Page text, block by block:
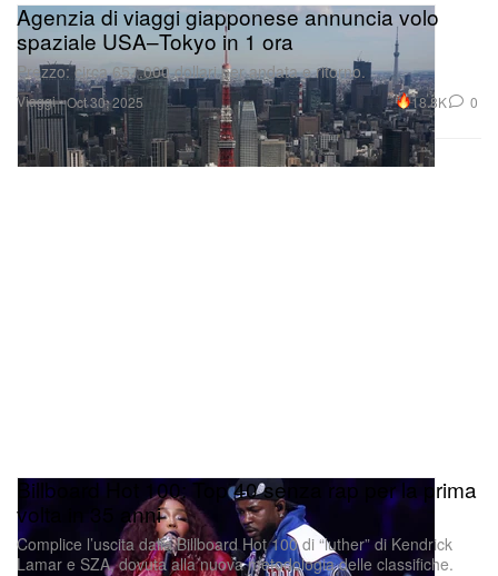
Viaggi
Agenzia di viaggi giapponese annuncia volo
spaziale USA–Tokyo in 1 ora
Prezzo: circa 657.000 dollari per andata e ritorno.
Oct 30, 2025 18.8K 0
Billboard Hot 100: Top 40 senza rap per la prima
volta in 35 anni
Complice l’uscita dalla Billboard Hot 100 di “luther” di Kendrick
Lamar e SZA, dovuta alla nuova metodologia delle classifiche.